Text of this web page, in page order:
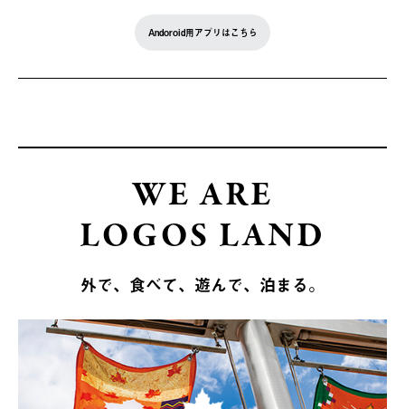
Andoroid用アプリはこちら
WE ARE
LOGOS LAND
外で、食べて、遊んで、泊まる。